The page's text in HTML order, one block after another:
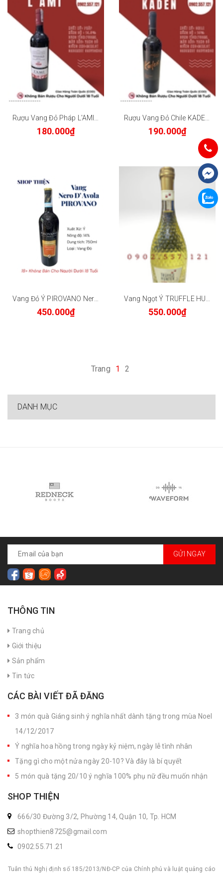
180.000₫ 190.000₫
450.000₫ 550.000₫
Trang 1 2
DANH MỤC
GỬI NGAY
THÔNG TIN
Trang chủ
Giới thiệu
Sản phẩm
Tin tức
CÁC BÀI VIẾT ĐÃ ĐĂNG
3 món quà Giáng sinh ý nghĩa nhất dành tặng trong mùa Noel
14/12/2017
Ý nghĩa hoa hồng trong ngày kỷ niệm, ngày lễ tình nhân
Tặng gì cho một nửa ngày 20-10? Và đây là bí quyết
5 món quà tặng 20/10 ý nghĩa 100% phụ nữ đều muốn nhận
SHOP THIỆN
666/30 Đường 3/2, Phường 14, Quận 10, Tp. HCM
shopthien8725@gmail.com
0902.55.71.21
Tuân thủ Nghị định số 185/2013/NĐ-CP của Chính phủ và luật quảng cáo